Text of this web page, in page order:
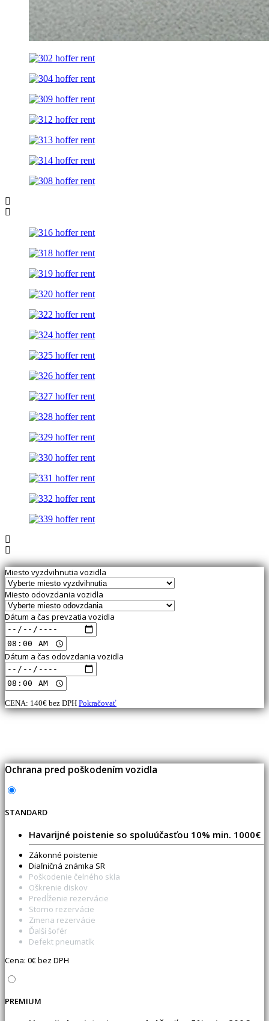
Miesto vyzdvihnutia vozidla
Miesto odovzdania vozidla
Dátum a čas prevzatia vozidla
Dátum a čas odovzdania vozidla
CENA: 140€ bez DPH Pokračovať
Ochrana pred poškodením vozidla
STANDARD
Havarijné poistenie so spoluúčasťou 10% min. 1000€
Zákonné poistenie
Diaľničná známka SR
Poškodenie čelného skla
Oškrenie diskov
Predĺženie rezervácie
Storno rezervácie
Zmena rezervácie
Ďalší šofér
Defekt pneumatík
Cena: 0€ bez DPH
PREMIUM